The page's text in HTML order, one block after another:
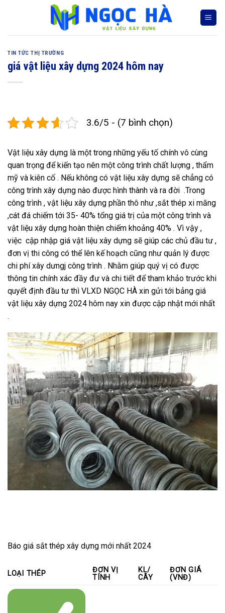
TIN TỨC THỊ TRƯỜNG
giá vật liệu xây dựng 2024 hôm nay
3.6/5 - (7 bình chọn)
Vật liệu xây dựng là một trong những yếu tố chính vô cùng
quan trọng để kiến tạo nên một công trình chất lượng , thẩm
mỹ và kiên cố . Nếu không có vật liệu xây dựng sẽ chẳng có
công trình xây dựng nào được hình thành và ra đời .Trong
công trình , vật liệu xây dựng phần thô như ,sắt thép xi măng
,cát đá chiếm tới 35- 40% tổng giá trị của một công trình và
vật liệu xây dựng hoàn thiện chiếm khoảng 40% . Vì vậy ,
việc cập nhập giá vật liệu xây dựng sẽ giúp các chủ đầu tư ,
đơn vị thi công có thể lên kế hoạch cũng như quản lý được
chi phí xây dưngj công trình . Nhằm giúp quý vị có được
thông tin chính xác đầy đư và chi tiết để tham khảo trước khi
quyết định đầu tư thì VLXD NGỌC HÀ xin gửi tới bảng giá
vật liệu xây dựng 2024 hôm nay xin được cập nhật mới nhất
.
Báo giá sắt thép xây dựng mới nhất 2024
LOẠI THÉP
ĐƠN VỊ
TÍNH
KL/
CÂY
ĐƠN GIÁ
(VNĐ)